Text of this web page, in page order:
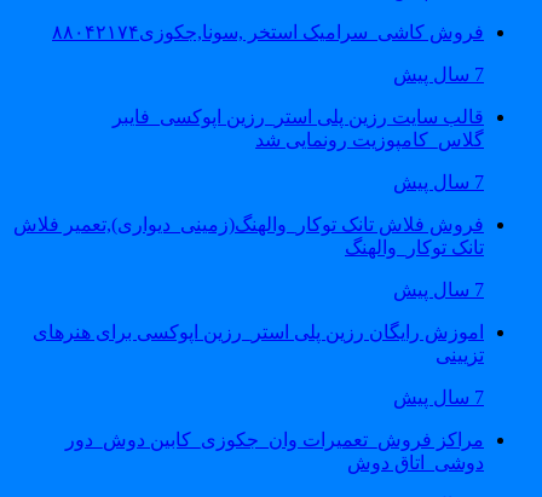
فروش کاشی_سرامیک استخر ,سونا,جکوزی۸۸۰۴۲۱۷۴
قالب سایت رزین پلی استر_رزین اپوکسی_فایبر
گلاس_کامپوزیت رونمایی شد
فروش فلاش تانک توکار_والهنگ(زمینی_دیواری),تعمیر فلاش
تانک توکار_والهنگ
اموزش رایگان رزین پلی استر_رزین اپوکسی برای هنرهای
تزیینی
مراکز فروش_تعمیرات وان_جکوزی_کابین دوش_دور
دوشی_اتاق دوش